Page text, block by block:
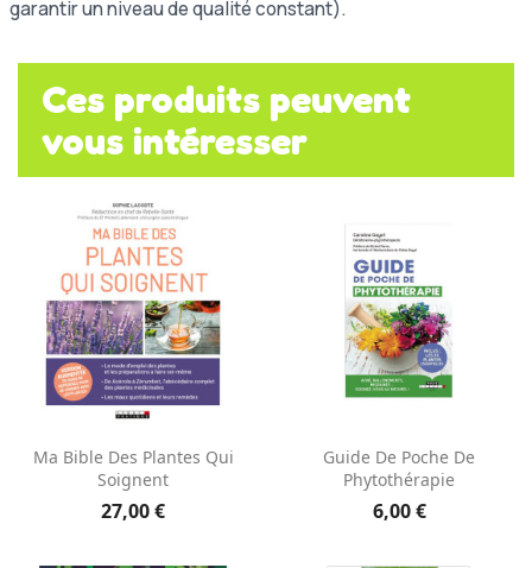
garantir un niveau de qualité constant).
Ces produits peuvent
vous intéresser
Ma Bible Des Plantes Qui
Soignent
27,00 €
Guide De Poche De
Phytothérapie
6,00 €